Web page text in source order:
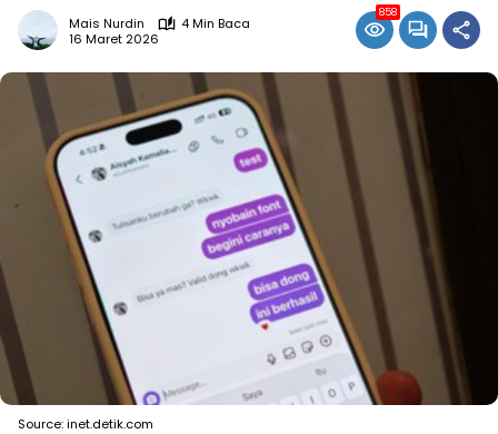
Mais Nurdin
4 Min Baca
16 Maret 2026
858
Source: inet.detik.com